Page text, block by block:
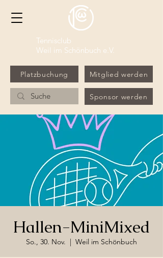
Tennisclub
Weil im Schönbuch e.V.
Platzbuchung Mitglied werden
Sponsor werden
Hallen-MiniMixed
So., 30. Nov.
  |
Weil im Schönbuch